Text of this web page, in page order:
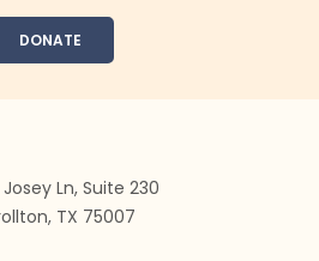
DONATE
Ln, Suite 230
TX 75007